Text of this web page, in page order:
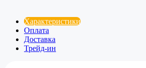
Характеристики
Оплата
Доставка
Трейд-ин